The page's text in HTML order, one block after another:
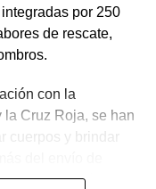
por 250
de rescate,
con la
Cruz Roja, se han
cuerpos y brindar
Subrayó que